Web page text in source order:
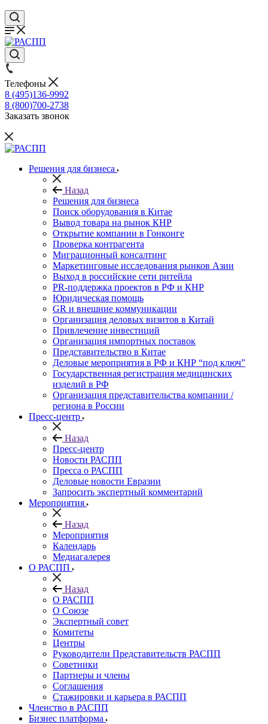
Телефоны
8 (495)136-9992
8 (800)700-2738
Заказать звонок
Решения для бизнеса
Назад
Решения для бизнеса
Поиск оборудования в Китае
Вывод товара на рынок КНР
Открытие компании в Гонконге
Проверка контрагента
Миграционный консалтинг
Маркетинговые исследования рынков Азии
Выход в российские сети ритейла
PR-поддержка проектов в РФ и КНР
Юридическая помощь
GR и внешние коммуникации
Организация деловых визитов в Китай
Привлечение инвестиций
Организация импортных поставок
Представительство в Китае
Деловые мероприятия в РФ и КНР “под ключ”
Государственная регистрация медицинских
изделий в РФ
Организация представительства компании /
региона в России
Пресс-центр
Назад
Пресс-центр
Новости РАСПП
Пресса о РАСПП
Деловые новости Евразии
Запросить экспертный комментарий
Мероприятия
Назад
Мероприятия
Календарь
Медиагалерея
О РАСПП
Назад
О РАСПП
О Союзе
Экспертный совет
Комитеты
Центры
Руководители Представительств РАСПП
Советники
Партнеры и члены
Соглашения
Стажировки и карьера в РАСПП
Членство в РАСПП
Бизнес платформа